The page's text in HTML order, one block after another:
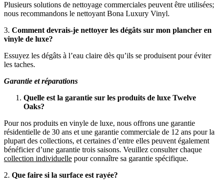
Plusieurs solutions de nettoyage commerciales peuvent être utilisées;
nous recommandons le nettoyant Bona Luxury Vinyl.
3. Comment devrais-je nettoyer les dégâts sur mon plancher en
vinyle de luxe?
Essuyez les dégâts à l’eau claire dès qu’ils se produisent pour éviter
les taches.
Garantie et réparations
Quelle est la garantie sur les produits de luxe Twelve
Oaks?
Pour nos produits en vinyle de luxe, nous offrons une garantie
résidentielle de 30 ans et une garantie commerciale de 12 ans pour la
plupart des collections, et certaines d’entre elles peuvent également
bénéficier d’une garantie trois saisons. Veuillez consulter chaque
collection individuelle pour connaître sa garantie spécifique.
2. Que faire si la surface est rayée?